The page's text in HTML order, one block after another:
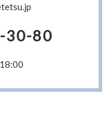
30-80